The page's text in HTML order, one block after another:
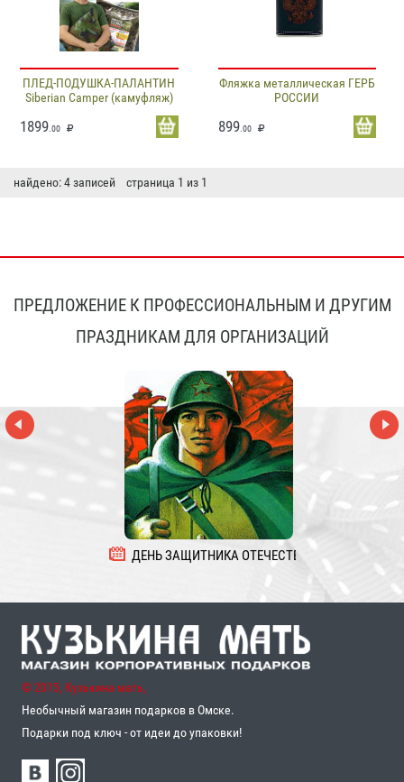
ПЛЕД-ПОДУШКА-ПАЛАНТИН
Siberian Camper (камуфляж)
1899 .00
Фляжка металлическая ГЕРБ
РОССИИ
899.00
найдено: 4 записей страница 1 из 1
ПРЕДЛОЖЕНИЕ К ПРОФЕССИОНАЛЬНЫМ И ДРУГИМ
ПРАЗДНИКАМ ДЛЯ ОРГАНИЗАЦИЙ
ДЕНЬ ЗАЩИТНИКА ОТЕЧЕСТВА
© 2015, Кузькина мать,
Необычный магазин подарков в Омске.
Подарки под ключ - от идеи до упаковки!